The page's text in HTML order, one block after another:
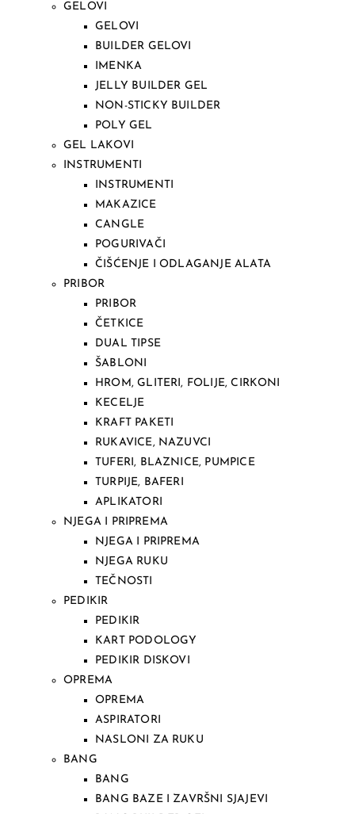
GELOVI
GELOVI
BUILDER GELOVI
IMENKA
JELLY BUILDER GEL
NON-STICKY BUILDER
POLY GEL
GEL LAKOVI
INSTRUMENTI
INSTRUMENTI
MAKAZICE
CANGLE
POGURIVAČI
ČIŠĆENJE I ODLAGANJE ALATA
PRIBOR
PRIBOR
ČETKICE
DUAL TIPSE
ŠABLONI
HROM, GLITERI, FOLIJE, CIRKONI
KECELJE
KRAFT PAKETI
RUKAVICE, NAZUVCI
TUFERI, BLAZNICE, PUMPICE
TURPIJE, BAFERI
APLIKATORI
NJEGA I PRIPREMA
NJEGA I PRIPREMA
NJEGA RUKU
TEČNOSTI
PEDIKIR
PEDIKIR
KART PODOLOGY
PEDIKIR DISKOVI
OPREMA
OPREMA
ASPIRATORI
NASLONI ZA RUKU
BANG
BANG
BANG BAZE I ZAVRŠNI SJAJEVI